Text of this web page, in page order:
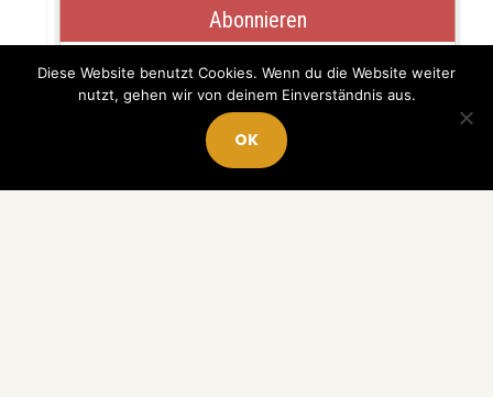
Diese Website benutzt Cookies. Wenn du die Website weiter
nutzt, gehen wir von deinem Einverständnis aus.
OK